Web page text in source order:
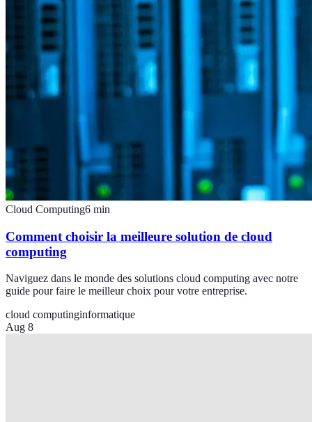
Cloud Computing6 min
Comment choisir la meilleure solution de cloud
computing
Naviguez dans le monde des solutions cloud computing avec notre
guide pour faire le meilleur choix pour votre entreprise.
cloud computinginformatique
Aug 8